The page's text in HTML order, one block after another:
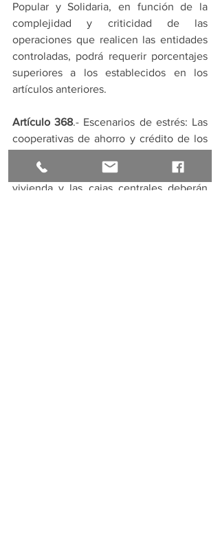
Popular y Solidaria, en función de la
complejidad y criticidad de las
operaciones que realicen las entidades
controladas, podrá requerir porcentajes
superiores a los establecidos en los
artículos anteriores.
Artículo 368.- Escenarios de estrés: Las
cooperativas de ahorro y crédito de los
mutualistas de ahorro y crédito para la
vivienda y las cajas centrales deberán